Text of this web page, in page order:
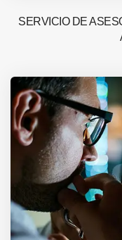
SERVICIO DE